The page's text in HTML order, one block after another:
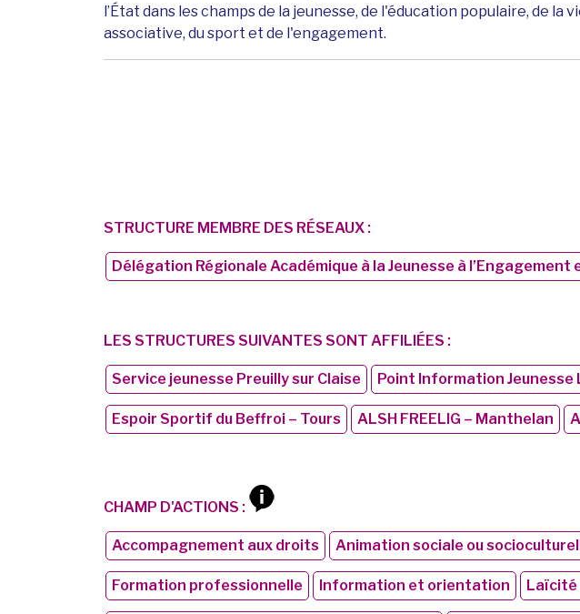
l’État dans les champs de la jeunesse, de l'éducation populaire, de la
associative, du sport et de l'engagement.
STRUCTURE MEMBRE DES RÉSEAUX :
Délégation Régionale Académique à la Jeunesse à l’Engagement
LES STRUCTURES SUIVANTES SONT AFFILIÉES :
Service jeunesse Preuilly sur Claise Point Information Jeunesse
Espoir Sportif du Beffroi – Tours ALSH FREELIG – Manthelan
CHAMP D'ACTIONS :
Accompagnement aux droits Animation sociale ou
Formation professionnelle Information et orientation Laïcité